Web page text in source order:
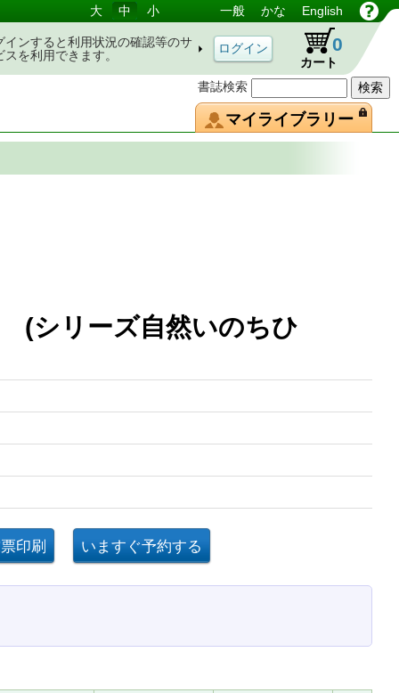
書誌検索
大 中 小 一般 かな English
インすると利用状況の確認等のサ
スを利用できます。
カート
0
マイライブラリー
(シリーズ自然いのちひ